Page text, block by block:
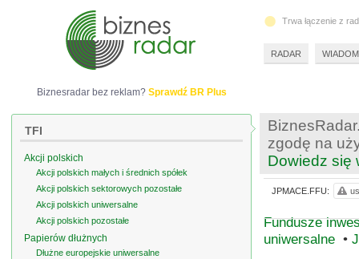
zgodę na
Dowiedz się
Fundusze
uniwersalne •
JPMACE.FFU:
Biznesradar bez reklam? Sprawdź BR Plus
TFI
Akcji polskich
Akcji polskich małych i średnich spółek
Akcji polskich sektorowych pozostałe
Akcji polskich uniwersalne
Akcji polskich pozostałe
Papierów dłużnych
Dłużne europejskie uniwersalne
Trwa łączenie z
RADAR